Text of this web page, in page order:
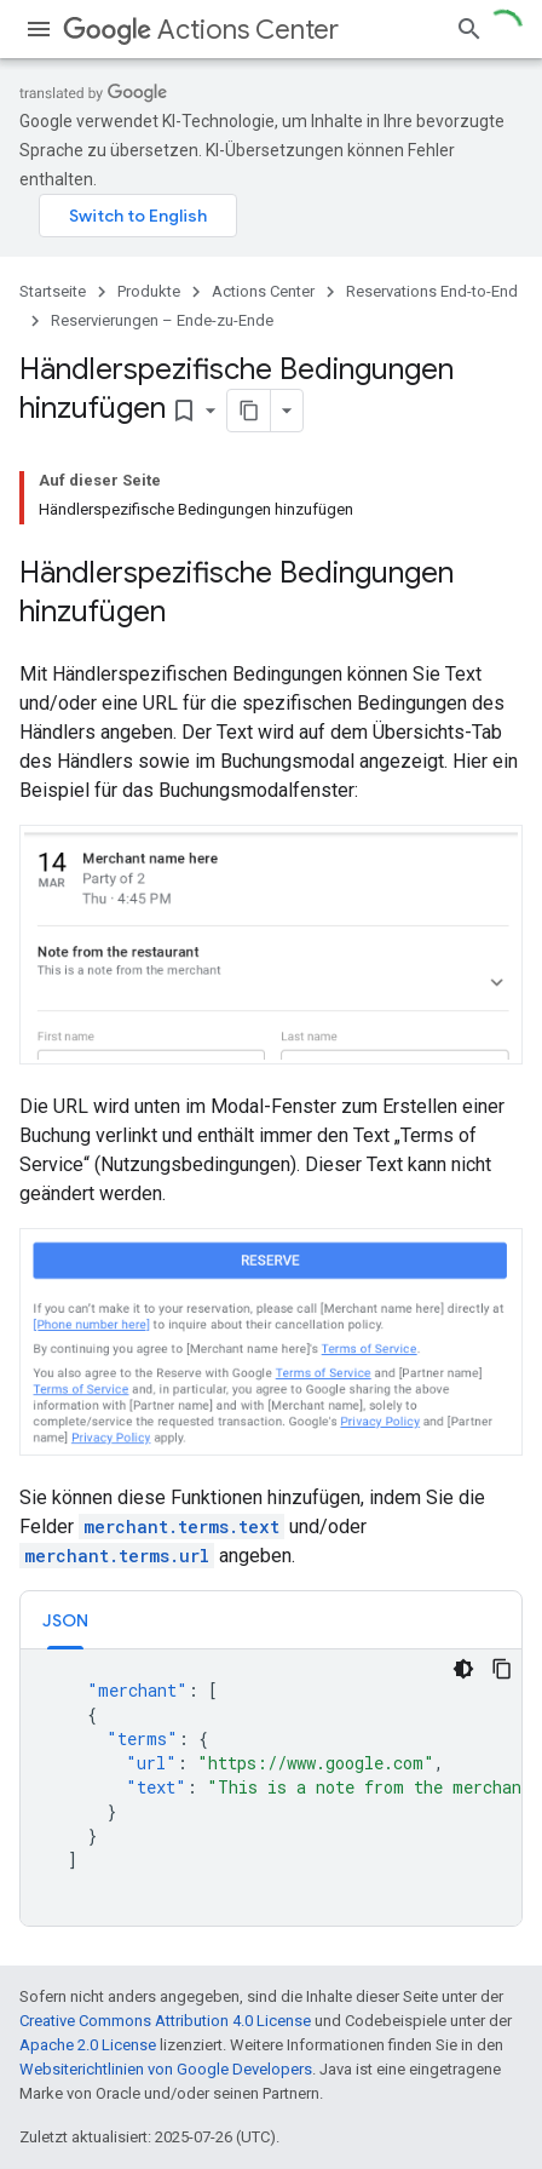
Actions Center
Google verwendet KI-Technologie, um Inhalte in Ihre bevorzugte
Sprache zu übersetzen. KI-Übersetzungen können Fehler
enthalten.
Startseite Produkte Actions Center
Reservations End-to-End
Reservierungen – Ende-zu-Ende
Händlerspezifische Bedingungen
hinzufügen bookmark_border
Auf dieser Seite
Händlerspezifische Bedingungen hinzufügen
Händlerspezifische Bedingungen
hinzufügen
Mit Händlerspezifischen Bedingungen können Sie Text
und/oder eine URL für die spezifischen Bedingungen des
Händlers angeben. Der Text wird auf dem Übersichts-Tab
des Händlers sowie im Buchungsmodal angezeigt. Hier ein
Beispiel für das Buchungsmodalfenster:
Die URL wird unten im Modal-Fenster zum Erstellen einer
Buchung verlinkt und enthält immer den Text „Terms of
Service“ (Nutzungsbedingungen). Dieser Text kann nicht
geändert werden.
Sie können diese Funktionen hinzufügen, indem Sie die
Felder merchant.terms.text und/oder
merchant.terms.url angeben.
JSON
"merchant" :
[
{
"terms" :
{
"url" : "https://www.google.com" ,
"text" :
"This is a note from the merchant"
}
}
]
Sofern nicht anders angegeben, sind die Inhalte dieser Seite unter der
Creative Commons Attribution 4.0 License und Codebeispiele unter der
Apache 2.0 License lizenziert. Weitere Informationen finden Sie in den
Websiterichtlinien von Google Developers . Java ist eine eingetragene
Marke von Oracle und/oder seinen Partnern.
Zuletzt aktualisiert: 2025-07-26 (UTC).